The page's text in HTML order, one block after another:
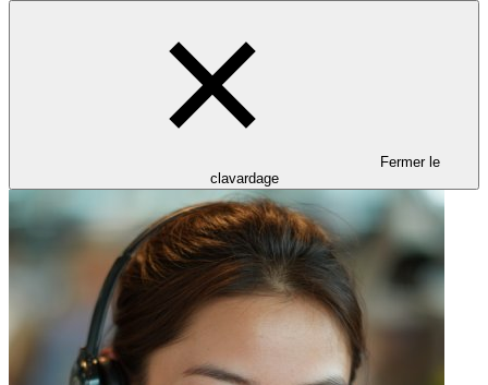
Fermer le
clavardage